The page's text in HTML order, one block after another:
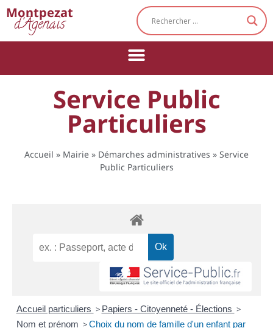
Montpezat
d'Agenais
Service Public
Particuliers
Accueil » Mairie » Démarches administratives » Service
Public Particuliers
Accueil particuliers > Papiers - Citoyenneté - Élections >
Nom et prénom > Choix du nom de famille d'un enfant par
Cookies management panel